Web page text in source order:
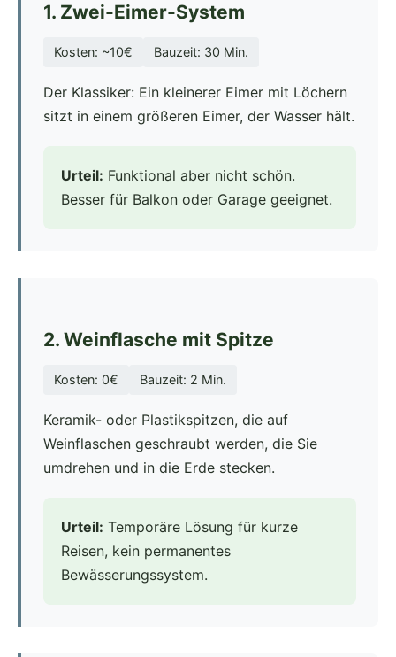
1. Zwei-Eimer-System
Kosten: ~10€ Bauzeit: 30 Min.
Der Klassiker: Ein kleinerer Eimer mit Löchern
sitzt in einem größeren Eimer, der Wasser hält.
Urteil: Funktional aber nicht schön.
Besser für Balkon oder Garage geeignet.
2. Weinflasche mit Spitze
Kosten: 0€ Bauzeit: 2 Min.
Keramik- oder Plastikspitzen, die auf
Weinflaschen geschraubt werden, die Sie
umdrehen und in die Erde stecken.
Urteil: Temporäre Lösung für kurze
Reisen, kein permanentes
Bewässerungssystem.